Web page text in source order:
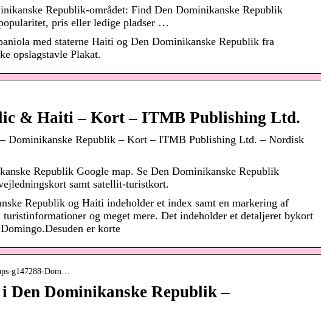
Republik-området: Find Den Dominikanske Republik
pris eller ledige pladser …
med staterne Haiti og Den Dominikanske Republik fra
opslagstavle Plakat.
& Haiti – Kort – ITMB Publishing Ltd.
Dominikanske Republik – Kort – ITMB Publishing Ltd. – Nordisk
Republik Google map. Se Den Dominikanske Republik
samt satellit-turistkort.
Republik og Haiti indeholder et index samt en markering af
turistinformationer og meget mere. Det indeholder et detaljeret bykort
er korte
g147288-Dom…
Den Dominikanske Republik –